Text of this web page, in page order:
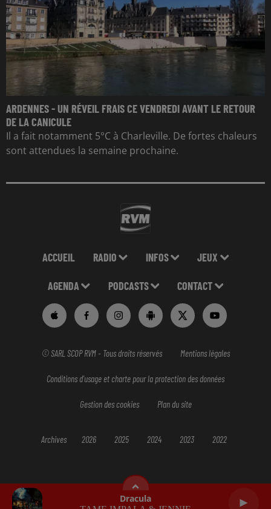
Dracula
ARDENNES - UN RÉVEIL FRAIS CE VENDREDI AVANT LE RETOUR
DE LA CANICULE
Il a fait notamment 5°C à Charleville. De fortes chaleurs
sont attendues la semaine prochaine.
ACCUEIL RADIO INFOS JEUX
AGENDA PODCASTS CONTACT
© SARL SCOP RVM - Tous droits réservés Mentions légales
Conditions d'usage et charte pour la protection des données
Gestion des cookies Plan du site
Archives 2026 2025 2024 2023 2022